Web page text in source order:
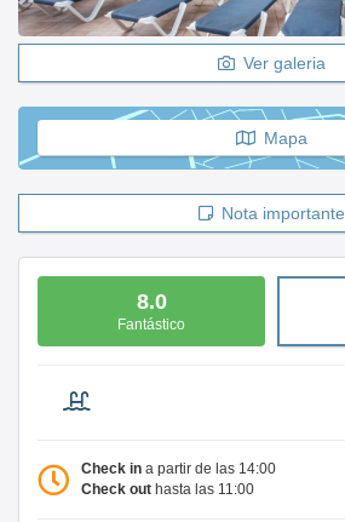
Ver galeria
Mapa
Nota importante
8.0
Fantástico
Check in a partir de las 14:00
Check out hasta las 11:00